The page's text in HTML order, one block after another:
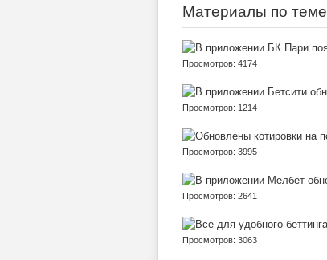
Материалы по теме
Просмотров: 4174
Просмотров: 1214
Просмотров: 3995
Просмотров: 2641
Просмотров: 3063